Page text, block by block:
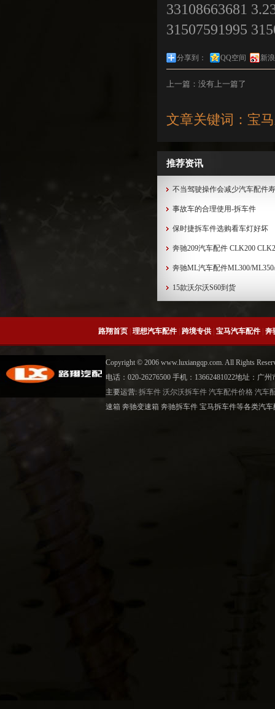
33108663681
31507591995
分享到： QQ空间 新
上一篇：没有上一篇了
文章关键词：宝
推荐资讯
不当驾驶操作会减少汽车配件
事故车的合理使用-拆车件
保时捷拆车件选购看车灯好坏
奔驰209汽车配件 CLK200
奔驰ML汽车配件ML300/
15款沃尔沃S60到货
路翔首页 | 理想汽车配件 | 跨境专供 | 宝马汽车配件 | 奔
Copyright © 2006 www.luxiangqp.com. All Rights
电话：020-26276500 手机：13662481022地址：广
主要运营: 拆车件 沃尔沃拆车件 汽车配件价格 汽车
速箱 奔驰变速箱 奔驰拆车件 宝马拆车件等各类汽车